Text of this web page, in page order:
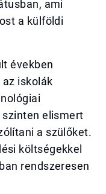
ami
a külföldi
években
iskolák
elismert
a szülőket.
költségekkel
rendszeresen